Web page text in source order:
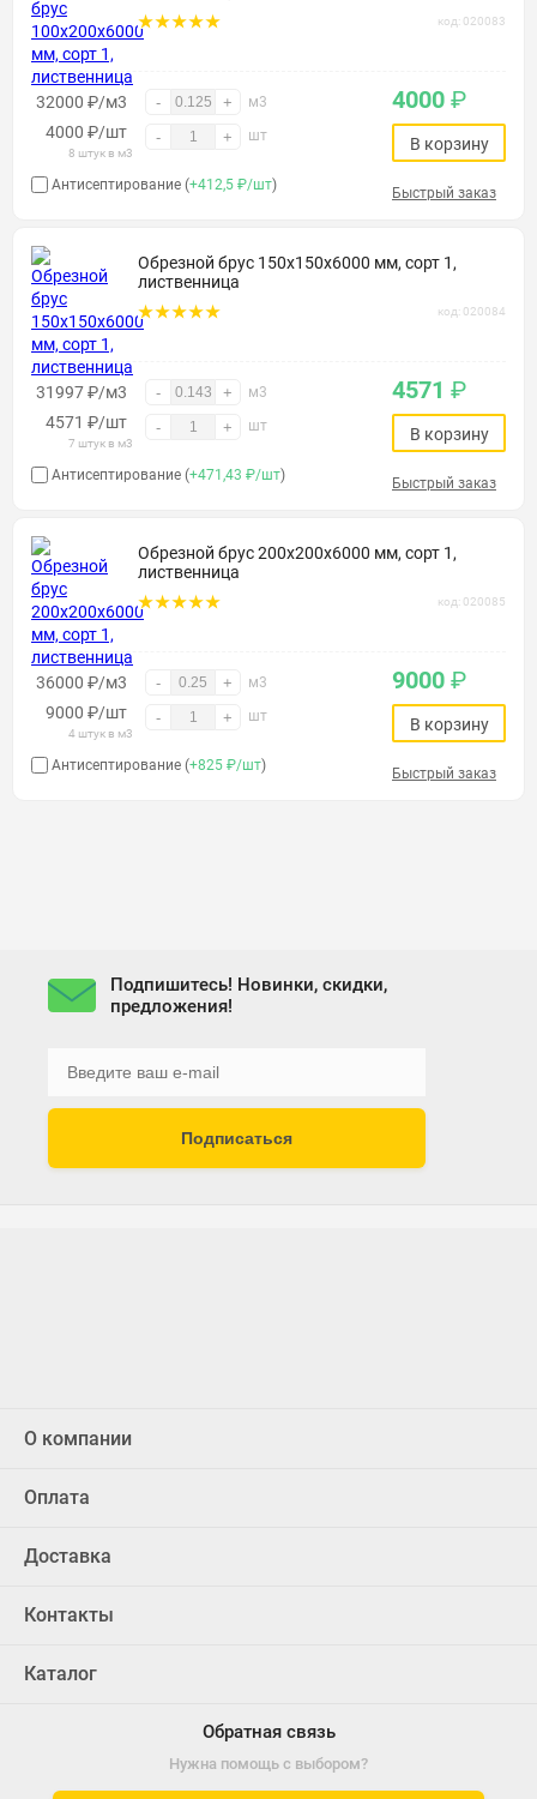
код: 020083
32000 ₽/м3 - + м3
4000 ₽/шт
8 штук в м3
- + шт
4000 ₽
Антисептирование (+412,5 ₽/шт)
В корзину
Быстрый заказ
Обрезной брус 150х150х6000 мм, сорт 1,
лиственница
код: 020084
31997 ₽/м3 - + м3
4571 ₽/шт
7 штук в м3
- + шт
4571 ₽
Антисептирование (+471,43 ₽/шт)
В корзину
Быстрый заказ
Обрезной брус 200х200х6000 мм, сорт 1,
лиственница
код: 020085
36000 ₽/м3 - + м3
9000 ₽/шт
4 штук в м3
- + шт
9000 ₽
Антисептирование (+825 ₽/шт)
В корзину
Быстрый заказ
Подпишитесь! Новинки, скидки,
предложения!
Подписаться
О компании
Оплата
Доставка
Контакты
Каталог
Обратная связь
Нужна помощь с выбором?